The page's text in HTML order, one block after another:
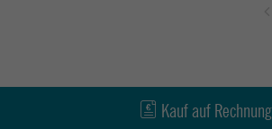
Kauf auf Rechnung